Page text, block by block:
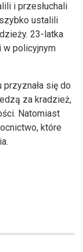
i przesłuchali
ustalili
23-latka
w policyjnym
przyznała się do
za kradzież,
Natomiast
które